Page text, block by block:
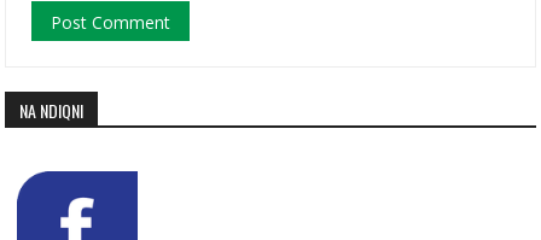
NA NDIQNI